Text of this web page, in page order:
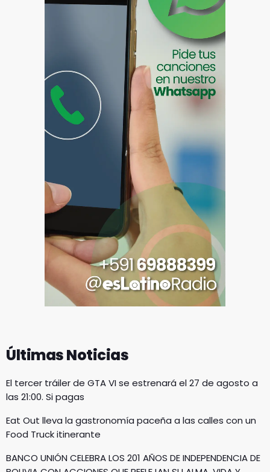
Últimas Noticias
El tercer tráiler de GTA VI se estrenará el 27 de agosto a
las 21:00. Si pagas
Eat Out lleva la gastronomía paceña a las calles con un
Food Truck itinerante
BANCO UNIÓN CELEBRA LOS 201 AÑOS DE INDEPENDENCIA DE